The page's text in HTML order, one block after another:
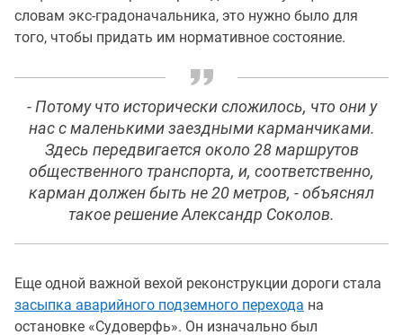
словам экс-градоначальника, это нужно было для
того, чтобы придать им нормативное состояние.
- Потому что исторически сложилось, что они у
нас с маленькими заездными карманчиками.
Здесь передвигается около 28 маршрутов
общественного транспорта, и, соответственно,
карман должен быть не 20 метров, - объяснял
такое решение Александр Соколов.
Еще одной важной вехой реконструкции дороги стала
засыпка аварийного подземного перехода на
остановке «Судоверфь». Он изначально был